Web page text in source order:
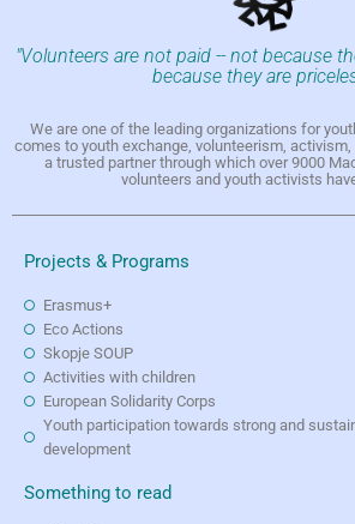
"Volunteers are not paid -- not because
because they are
We are one of the leading organizations for
comes to youth exchange, volunteerism, activism,
a trusted partner through which over 9000
volunteers and youth activists
Projects & Programs
Erasmus+
Eco Actions
Skopje SOUP
Activities with children
European Solidarity Corps
Youth participation towards strong and
development
Something to read